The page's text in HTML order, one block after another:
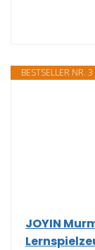
BESTSELLER NR. 3
JOYIN